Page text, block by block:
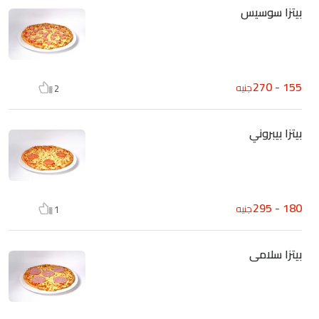
بيتزا سوسيس
155 - 270 جنيه 2
بيتزا بيبروني
180 - 295 جنيه 1
بيتزا سلامى